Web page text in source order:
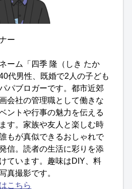
ー
ーム「四季 隆（しき たか
代男性、既婚で2人の子ども
パブロガーです。都市近郊
会社の管理職として働きな
ントや行事の魅力を伝える
す。家族や友人と楽しむ時
もが真似できるおしゃれで
信。読者の生活に彩りを添
ています。趣味はDIY、料
真撮影です。
こちら